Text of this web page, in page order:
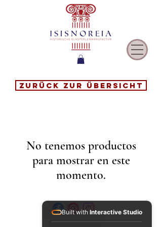
No tenemos productos
para mostrar en este
momento.
Zurück zur Übersicht
Built with Interactive Studio